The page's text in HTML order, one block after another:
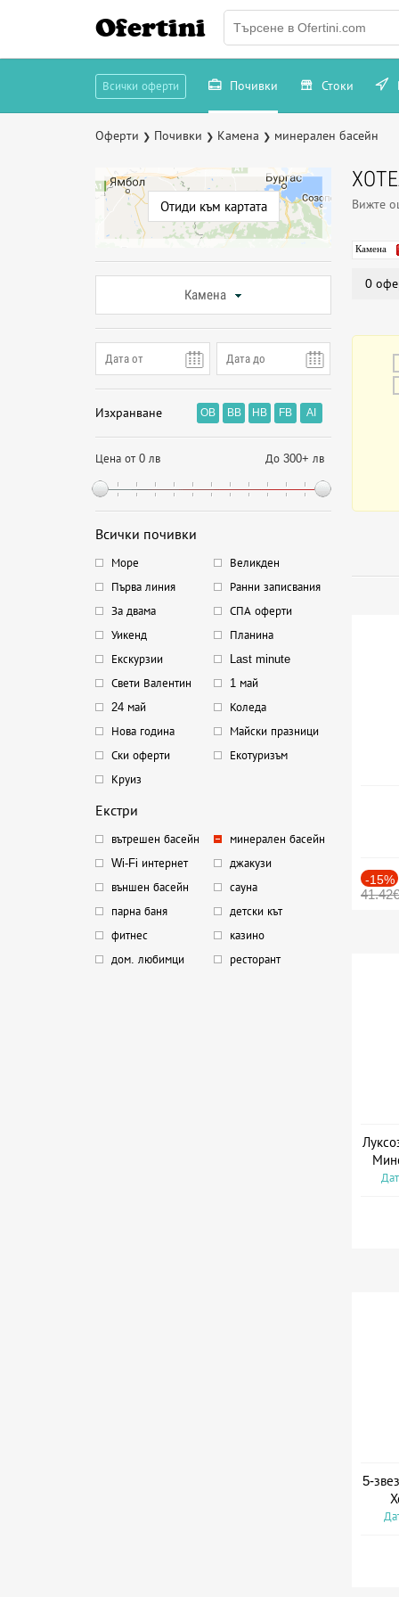
Ofertini
Всички оферти Почивки Стоки
Оферти ❯ Почивки ❯ Камена ❯ минерален басейн
Отиди към картата
Камена
Изхранване OB BB HB FB AI
Цена от 0 лв До 300+ лв
Всички почивки
Море
Великден
Първа линия
Ранни записвания
За двама
СПА оферти
Уикенд
Планина
Екскурзии
Last minute
Свети Валентин
1 май
24 май
Коледа
Нова година
Майски празници
Ски оферти
Екотуризъм
Круиз
Екстри
вътрешен басейн
минерален басейн
Wi-Fi интернет
джакузи
външен басейн
сауна
парна баня
детски кът
фитнес
казино
дом. любимци
ресторант
Вижте
Камена
0
-15%
41.42€
5-